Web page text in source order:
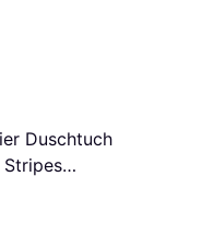
Duschtuch